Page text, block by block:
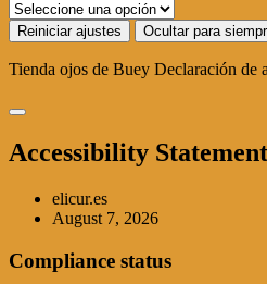
Reiniciar ajustes Ocultar para
Tienda ojos de Buey Declaración de
Accessibility Statement
elicur.es
August 7, 2026
Compliance status